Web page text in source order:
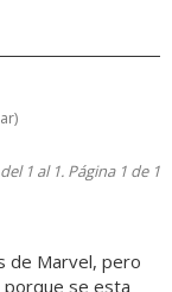
)
1 al 1. Página 1 de 1
de Marvel, pero
se esta